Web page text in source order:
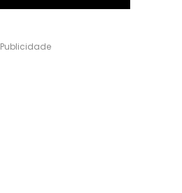
Publicidade